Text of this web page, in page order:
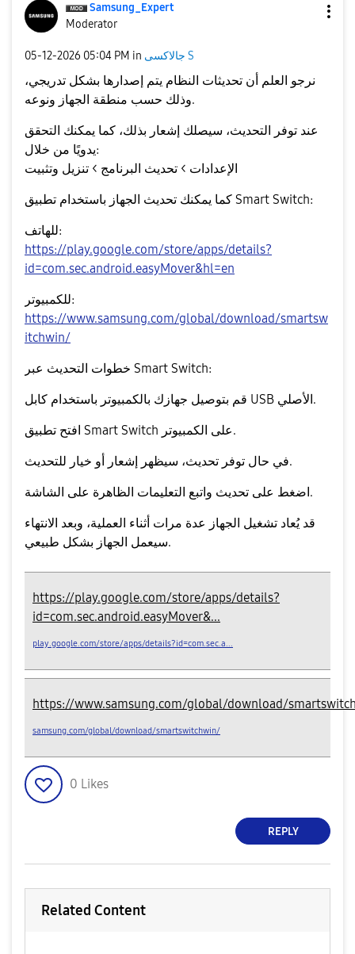
Samsung_Expert
Moderator
‎05-12-2026 05:04 PM in جالاكسى S
نرجو العلم أن تحديثات النظام يتم إصدارها بشكل تدريجي،
وذلك حسب منطقة الجهاز ونوعه .
عند توفر التحديث، سيصلك إشعار بذلك، كما يمكنك التحقق
يدويًا من خلال:
الإعدادات > تحديث البرنامج > تنزيل وتثبيت
Smart Switch:
للهاتف:
https://play.google.com/store/apps/details?
id=com.sec.android.easyMover&hl=en
للكمبيوتر:
https://www.samsung.com/global/download/smartsw
itchwin/
خطوات التحديث عبر Smart Switch:
قم بتوصيل جهازك بالكمبيوتر باستخدام كابل USB الأصلي.
افتح تطبيق Smart Switch على الكمبيوتر.
في حال توفر تحديث، سيظهر إشعار أو خيار للتحديث.
اضغط على تحديث واتبع التعليمات الظاهرة على الشاشة.
قد يُعاد تشغيل الجهاز عدة مرات أثناء العملية، وبعد الانتهاء
سيعمل الجهاز بشكل طبيعي.
https://play.google.com/store/apps/details?
id=com.sec.android.easyMover&...
play.google.com/store/apps/details?id=com.sec.a...
https://www.samsung.com/global/download/
samsung.com/global/download/smartswitchwin/
0 Likes
REPLY
Related Content